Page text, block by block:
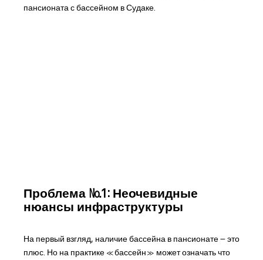
пансионата с бассейном в Судаке.
Проблема №1: Неочевидные
нюансы инфраструктуры
На первый взгляд, наличие бассейна в пансионате – это
плюс. Но на практике «бассейн» может означать что